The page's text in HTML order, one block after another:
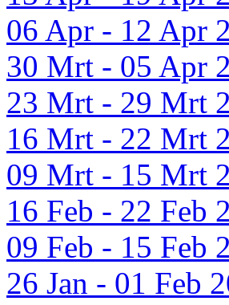
06 Apr - 12 Apr
30 Mrt - 05 Apr
23 Mrt - 29 Mrt
16 Mrt - 22 Mrt
09 Mrt - 15 Mrt
16 Feb - 22 Feb
09 Feb - 15 Feb
26 Jan - 01 Feb